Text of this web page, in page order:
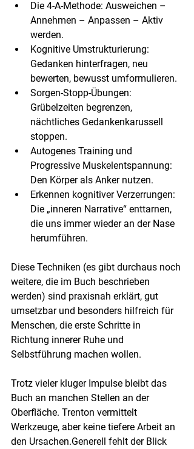
Die 4-A-Methode: Ausweichen –
Annehmen – Anpassen – Aktiv
werden.
Kognitive Umstrukturierung:
Gedanken hinterfragen, neu
bewerten, bewusst umformulieren.
Sorgen-Stopp-Übungen:
Grübelzeiten begrenzen,
nächtliches Gedankenkarussell
stoppen.
Autogenes Training und
Progressive Muskelentspannung:
Den Körper als Anker nutzen.
Erkennen kognitiver Verzerrungen:
Die „inneren Narrative“ enttarnen,
die uns immer wieder an der Nase
herumführen.
Diese Techniken (es gibt durchaus noch
weitere, die im Buch beschrieben
werden) sind praxisnah erklärt, gut
umsetzbar und besonders hilfreich für
Menschen, die erste Schritte in
Richtung innerer Ruhe und
Selbstführung machen wollen.
Trotz vieler kluger Impulse bleibt das
Buch an manchen Stellen an der
Oberfläche. Trenton vermittelt
Werkzeuge, aber keine tiefere Arbeit an
den Ursachen.Generell fehlt der Blick